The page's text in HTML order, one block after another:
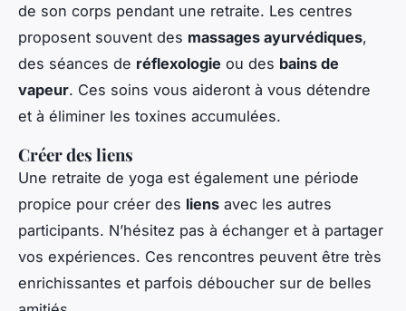
de son corps pendant une retraite. Les centres
proposent souvent des massages ayurvédiques,
des séances de réflexologie ou des bains de
vapeur. Ces soins vous aideront à vous détendre
et à éliminer les toxines accumulées.
Créer des liens
Une retraite de yoga est également une période
propice pour créer des liens avec les autres
participants. N’hésitez pas à échanger et à partager
vos expériences. Ces rencontres peuvent être très
enrichissantes et parfois déboucher sur de belles